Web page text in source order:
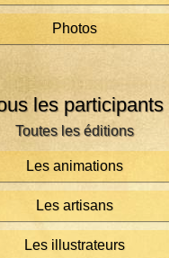
Photos
les participants
Les animations
Les artisans
Les illustrateurs